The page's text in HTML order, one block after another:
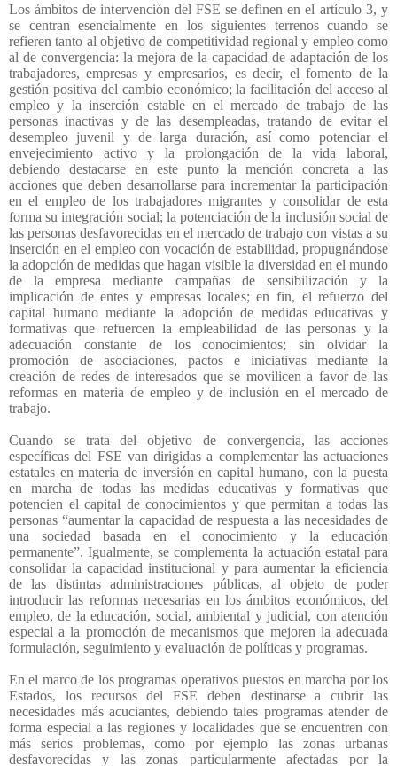
Los ámbitos de intervención del FSE se definen en el artículo 3, y
se centran esencialmente en los siguientes terrenos cuando se
refieren tanto al objetivo de competitividad regional y empleo como
al de convergencia: la mejora de la capacidad de adaptación de los
trabajadores, empresas y empresarios, es decir, el fomento de la
gestión positiva del cambio económico; la facilitación del acceso al
empleo y la inserción estable en el mercado de trabajo de las
personas inactivas y de las desempleadas, tratando de evitar el
desempleo juvenil y de larga duración, así como potenciar el
envejecimiento activo y la prolongación de la vida laboral,
debiendo destacarse en este punto la mención concreta a las
acciones que deben desarrollarse para incrementar la participación
en el empleo de los trabajadores migrantes y consolidar de esta
forma su integración social; la potenciación de la inclusión social de
las personas desfavorecidas en el mercado de trabajo con vistas a su
inserción en el empleo con vocación de estabilidad, propugnándose
la adopción de medidas que hagan visible la diversidad en el mundo
de la empresa mediante campañas de sensibilización y la
implicación de entes y empresas locales; en fin, el refuerzo del
capital humano mediante la adopción de medidas educativas y
formativas que refuercen la empleabilidad de las personas y la
adecuación constante de los conocimientos; sin olvidar la
promoción de asociaciones, pactos e iniciativas mediante la
creación de redes de interesados que se movilicen a favor de las
reformas en materia de empleo y de inclusión en el mercado de
trabajo.
Cuando se trata del objetivo de convergencia, las acciones
específicas del FSE van dirigidas a complementar las actuaciones
estatales en materia de inversión en capital humano, con la puesta
en marcha de todas las medidas educativas y formativas que
potencien el capital de conocimientos y que permitan a todas las
personas “aumentar la capacidad de respuesta a las necesidades de
una sociedad basada en el conocimiento y la educación
permanente”. Igualmente, se complementa la actuación estatal para
consolidar la capacidad institucional y para aumentar la eficiencia
de las distintas administraciones públicas, al objeto de poder
introducir las reformas necesarias en los ámbitos económicos, del
empleo, de la educación, social, ambiental y judicial, con atención
especial a la promoción de mecanismos que mejoren la adecuada
formulación, seguimiento y evaluación de políticas y programas.
En el marco de los programas operativos puestos en marcha por los
Estados, los recursos del FSE deben destinarse a cubrir las
necesidades más acuciantes, debiendo tales programas atender de
forma especial a las regiones y localidades que se encuentren con
más serios problemas, como por ejemplo las zonas urbanas
desfavorecidas y las zonas particularmente afectadas por la